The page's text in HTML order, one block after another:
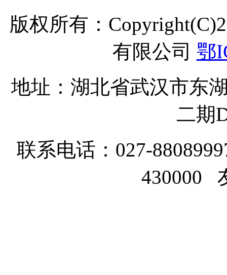
版权所有：
有限公司 鄂
地址：湖北省武汉市东
二期
联系电话：027-
430000